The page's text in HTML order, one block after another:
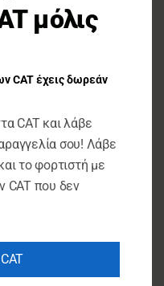
ΚΑΛΆΘΙ
μόλις
CAT έχεις δωρεάν
CAT και λάβε
σου! Λάβε
το φορτιστή με
CAT που δεν